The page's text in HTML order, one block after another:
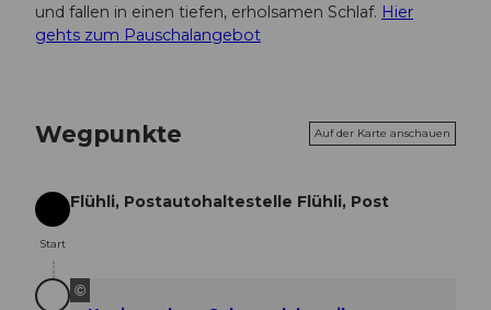
und fallen in einen tiefen, erholsamen Schlaf. Hier
gehts zum Pauschalangebot
Wegpunkte Auf der Karte anschauen
Start
Start
Flühli, Postautohaltestelle Flühli, Post
©